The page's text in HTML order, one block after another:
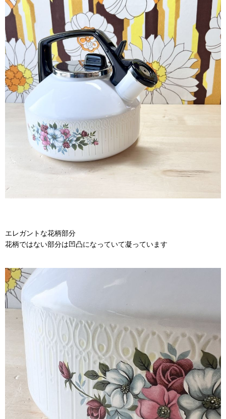
エレガントな花柄部分
花柄ではない部分は凹凸になっていて凝っています